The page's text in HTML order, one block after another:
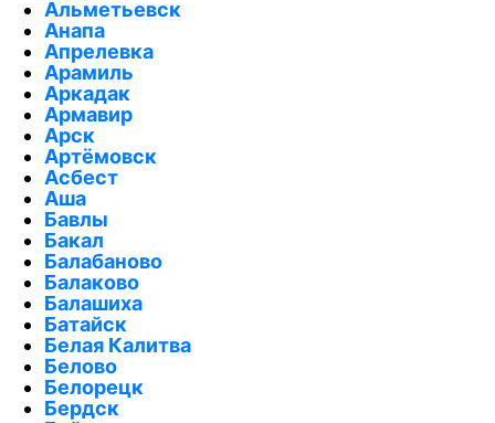
Альметьевск
Анапа
Апрелевка
Арамиль
Аркадак
Армавир
Арск
Артёмовск
Асбест
Аша
Бавлы
Бакал
Балабаново
Балаково
Балашиха
Батайск
Белая Калитва
Белово
Белорецк
Бердск